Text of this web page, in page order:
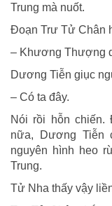
Trung mà nuốt.
Ðoạn Trư Tử Chân
– Khương Thượng
Dương Tiễn giục
– Có ta đây.
Nói rồi hỗn
nữa, Dương Tiễn
nguyên hình heo
Trung.
Tử Nha thấy vậy